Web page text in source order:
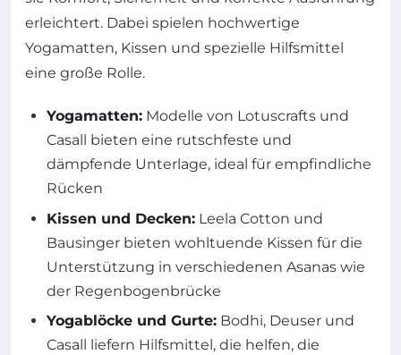
erleichtert. Dabei spielen hochwertige
Yogamatten, Kissen und spezielle Hilfsmittel
eine große Rolle.
Yogamatten: Modelle von Lotuscrafts und
Casall bieten eine rutschfeste und
dämpfende Unterlage, ideal für empfindliche
Rücken
Kissen und Decken: Leela Cotton und
Bausinger bieten wohltuende Kissen für die
Unterstützung in verschiedenen Asanas wie
der Regenbogenbrücke
Yogablöcke und Gurte: Bodhi, Deuser und
Casall liefern Hilfsmittel, die helfen, die